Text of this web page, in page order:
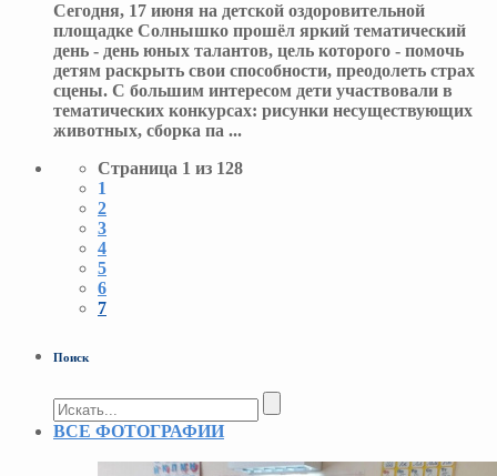
Сегодня, 17 июня на детской оздоровительной
площадке Солнышко прошёл яркий тематический
день - день юных талантов, цель которого - помочь
детям раскрыть свои способности, преодолеть страх
сцены. С большим интересом дети участвовали в
тематических конкурсах: рисунки несуществующих
животных, сборка па ...
Страница 1 из 128
1
2
3
4
5
6
7
Поиск
ВСЕ ФОТОГРАФИИ